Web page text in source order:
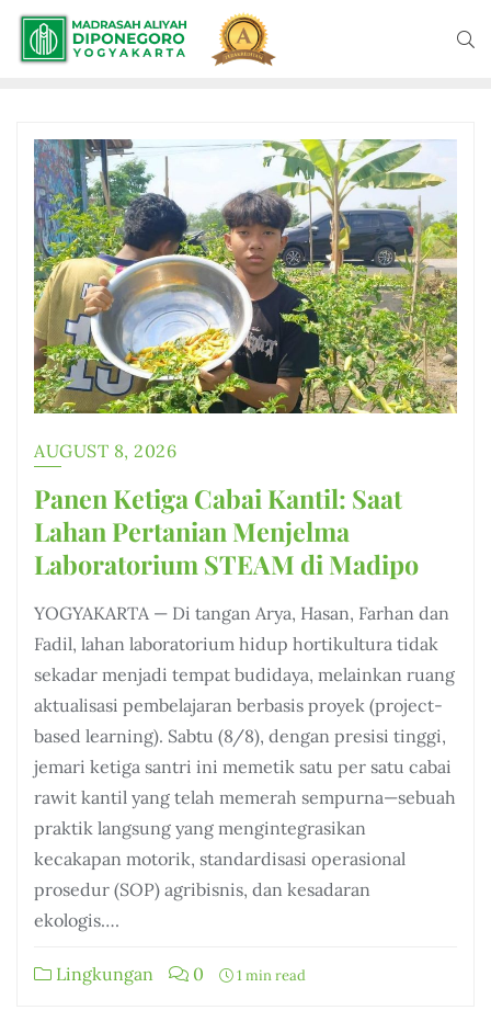
AUGUST 8, 2026
Panen Ketiga Cabai Kantil: Saat
Lahan Pertanian Menjelma
Laboratorium STEAM di Madipo
YOGYAKARTA — Di tangan Arya, Hasan, Farhan dan
Fadil, lahan laboratorium hidup hortikultura tidak
sekadar menjadi tempat budidaya, melainkan ruang
aktualisasi pembelajaran berbasis proyek (project-
based learning). Sabtu (8/8), dengan presisi tinggi,
jemari ketiga santri ini memetik satu per satu cabai
rawit kantil yang telah memerah sempurna—sebuah
praktik langsung yang mengintegrasikan
kecakapan motorik, standardisasi operasional
prosedur (SOP) agribisnis, dan kesadaran
ekologis….
Lingkungan 0 1 min read